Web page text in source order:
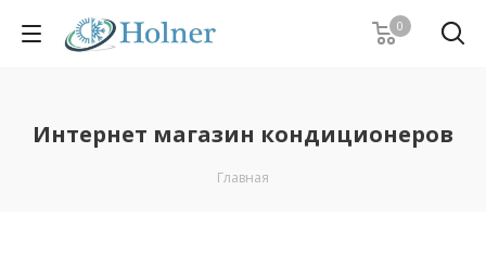
0
Интернет магазин кондиционеров
Главная